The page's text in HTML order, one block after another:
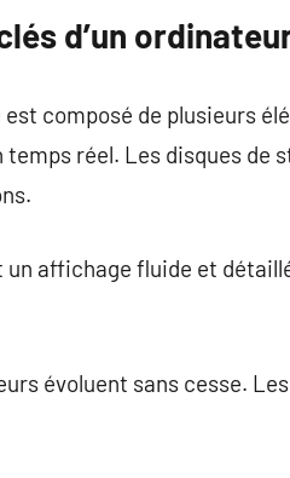
d’un
composé de plusieurs
réel. Les disques de
affichage fluide et
évoluent sans cesse.